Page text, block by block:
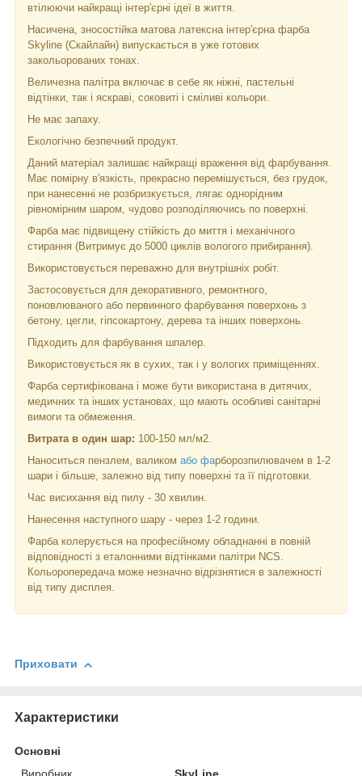
втілюючи найкращі інтер'єрні ідеї в життя.
Насичена, зносостійка матова латексна інтер'єрна фарба
Skyline (Скайлайн) випускається в уже готових
закольорованих тонах.
Величезна палітра включає в себе як ніжні, пастельні
відтінки, так і яскраві, соковиті і сміливі кольори.
Не має запаху.
Екологічно безпечний продукт.
Даний матеріал залишає найкращі враження від фарбування.
Має помірну в'язкість, прекрасно перемішується, без грудок,
при нанесенні не розбризкується, лягає однорідним
рівномірним шаром, чудово розподіляючись по поверхні.
Фарба має підвищену стійкість до миття і механічного
стирання (Витримує до 5000 циклів вологого прибирання).
Використовується переважно для внутрішніх робіт.
Застосовується для декоративного, ремонтного,
поновлюваного або первинного фарбування поверхонь з
бетону, цегли, гіпсокартону, дерева та інших поверхонь.
Підходить для фарбування шпалер.
Використовується як в сухих, так і у вологих приміщеннях.
Фарба сертифікована і може бути використана в дитячих,
медичних та інших установах, що мають особливі санітарні
вимоги та обмеження.
Витрата в один шар: 100-150 мл/м2.
Наноситься пензлем, валиком або фарборозпилювачем в 1-2
шари і більше, залежно від типу поверхні та її підготовки.
Час висихання від пилу - 30 хвилин.
Нанесення наступного шару - через 1-2 години.
Фарба колерується на професійному обладнанні в повній
відповідності з еталонними відтінками палітри NCS.
Кольоропередача може незначно відрізнятися в залежності
від типу дисплея.
Приховати
Характеристики
Основні
Виробник
SkyLine